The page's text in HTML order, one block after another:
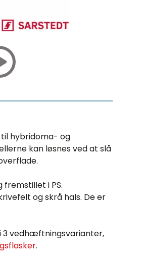
hybridoma- og
kan løsnes ved at slå
i PS.
og skrå hals. De er
3 vedhæftningsvarianter,
.